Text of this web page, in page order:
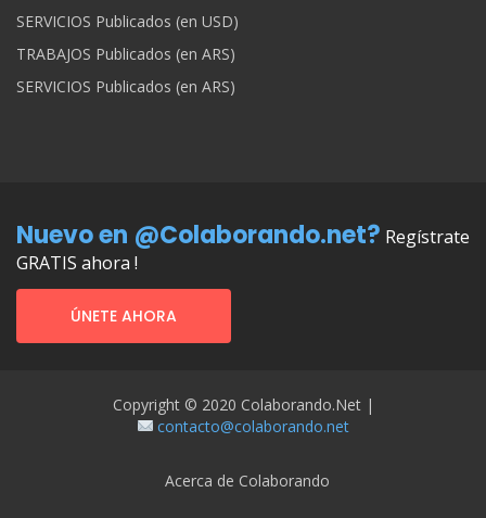
SERVICIOS Publicados (en USD)
TRABAJOS Publicados (en ARS)
SERVICIOS Publicados (en ARS)
Nuevo en @Colaborando.net? Regístrate
GRATIS ahora !
ÚNETE AHORA
Copyright © 2020 Colaborando.net |
contacto@colaborando.net
Acerca de Colaborando